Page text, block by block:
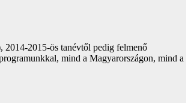
2015-ös tanévtől pedig felmenő
mind a Magyarországon, mind a